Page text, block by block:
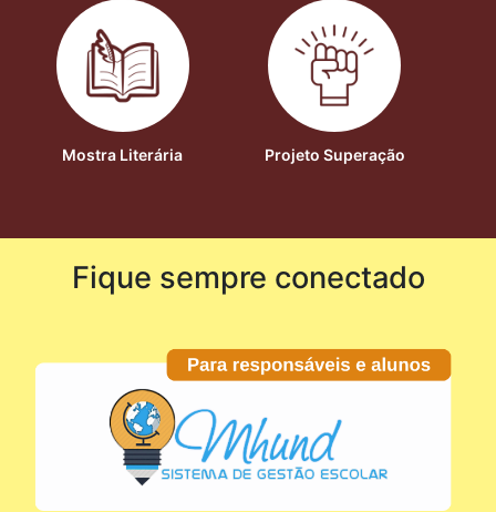
Mostra Literária Projeto Superação
Fique sempre conectado